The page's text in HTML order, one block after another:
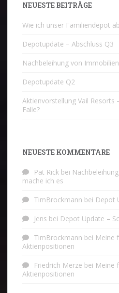
NEUESTE BEITRÄGE
Wie ich unser Familiendepot
Depotupdate – Abschluss Q3
Nachbeleihung von
Depotupdate Q2
Aktienvorstellung Vail Resorts
Falle?
NEUESTE KOMMENTARE
Pat Rick bei
mache ich es
TimBrockmann bei Depot
Jens bei Depot Update –
TimBrockmann bei Meine
Aktienpositionen
Friedrich Merze bei Meine
Aktienpositionen